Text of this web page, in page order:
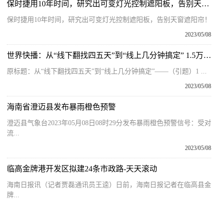
保时捷用10年时间，研究出可变灯光控制遮阳板，告别天窗遮阳帘！
保时捷用10年时间，研究出可变灯光控制遮阳板，告别天窗遮阳帘！
2023/05/08
世界快播：从“线下翻找四五天”到“线上几分钟搞定” 1.5万份农垦转出档案实现数字化
原标题：从“线下翻找四五天”到“线上几分钟搞定”——（引题）1 ...
2023/05/08
海南省澄迈县发布暴雨橙色预警
澄迈县气象台2023年05月08日08时29分发布暴雨橙色预警信号：受对
流...
2023/05/08
临高金牌港开发区拟建24条市政路-天天滚动
海南日报讯（记者贾磊通讯员王逵）日前，海南日报记者在临高县金
牌...